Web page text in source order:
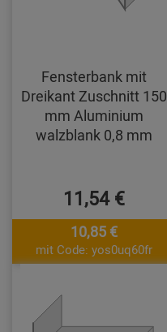
Fensterbank mit
Dreikant Zuschnitt 150
mm Aluminium
walzblank 0,8 mm
11,54 €
10,85 €
mit Code: yos0uq60fr